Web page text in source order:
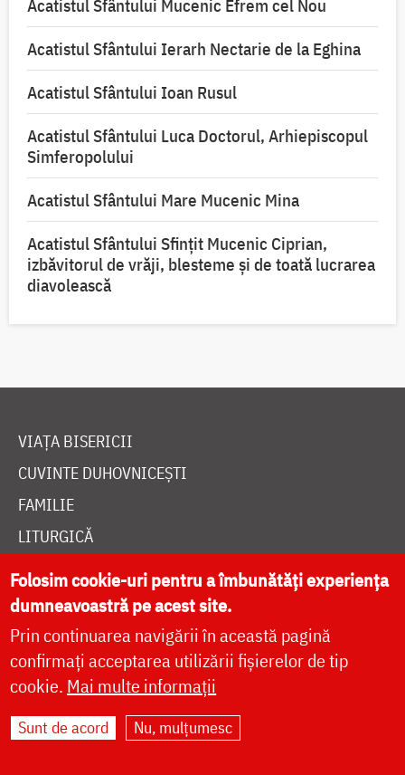
Acatistul Sfântului Mucenic Efrem cel Nou
Acatistul Sfântului Ierarh Nectarie de la Eghina
Acatistul Sfântului Ioan Rusul
Acatistul Sfântului Luca Doctorul, Arhiepiscopul
Simferopolului
Acatistul Sfântului Mare Mucenic Mina
Acatistul Sfântului Sfințit Mucenic Ciprian,
izbăvitorul de vrăji, blesteme și de toată lucrarea
diavolească
VIAȚA BISERICII
CUVINTE DUHOVNICEȘTI
FAMILIE
LITURGICĂ
BIBLIOTECĂ
ÎNTREABĂ PREOTUL
MEDIA
ȘTIRI
HRAMUL SFINTEI CUVIOASE PARASCHEVA
Folosim cookie-uri pentru a îmbunătăți experiența
dumneavoastră pe acest site.
Prin continuarea navigării în această pagină
confirmați acceptarea utilizării fișierelor de tip
cookie. Mai multe informații
Sunt de acord Nu, mulțumesc